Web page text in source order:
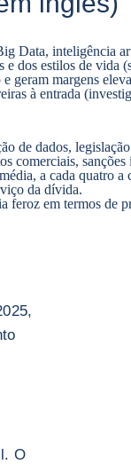
Data, inteligência
dos estilos de
geram margens
à entrada
dados,
comerciais,
a cada quatro a
da dívida.
feroz em termos de
O